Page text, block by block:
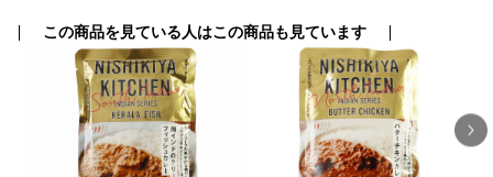
この商品を見ている人はこの商品も見ています